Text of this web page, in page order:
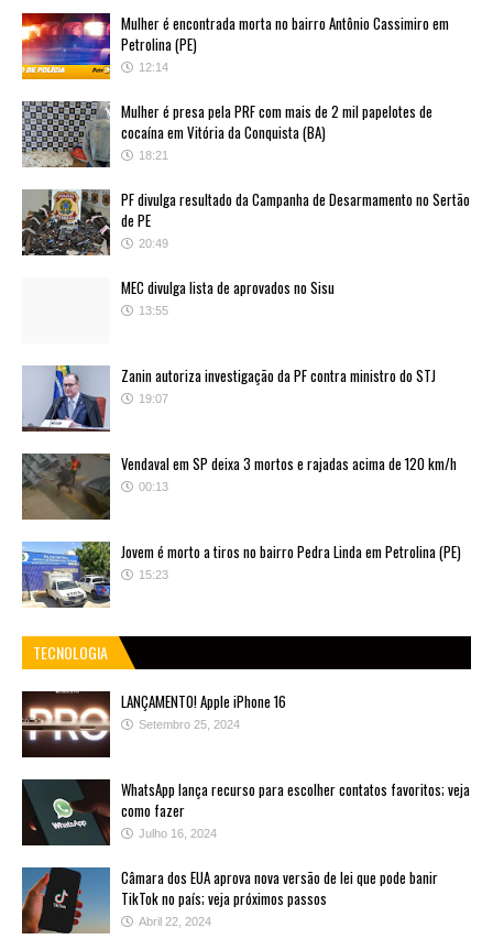
Mulher é encontrada morta no bairro Antônio Cassimiro em
Petrolina (PE)
12:14
Mulher é presa pela PRF com mais de 2 mil papelotes de
cocaína em Vitória da Conquista (BA)
18:21
PF divulga resultado da Campanha de Desarmamento no Sertão
de PE
20:49
MEC divulga lista de aprovados no Sisu
13:55
Zanin autoriza investigação da PF contra ministro do STJ
19:07
Vendaval em SP deixa 3 mortos e rajadas acima de 120 km/h
00:13
Jovem é morto a tiros no bairro Pedra Linda em Petrolina (PE)
15:23
TECNOLOGIA
LANÇAMENTO! Apple iPhone 16
Setembro 25, 2024
WhatsApp lança recurso para escolher contatos favoritos; veja
como fazer
Julho 16, 2024
Câmara dos EUA aprova nova versão de lei que pode banir
TikTok no país; veja próximos passos
Abril 22, 2024